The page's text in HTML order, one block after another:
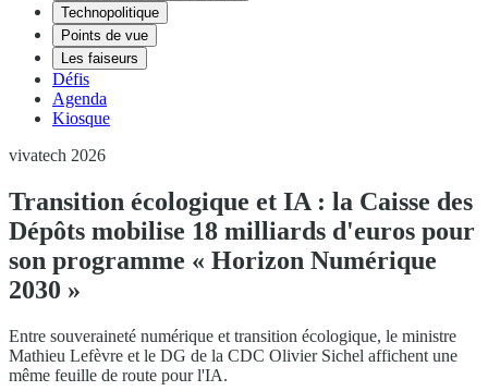
Technopolitique
Points de vue
Les faiseurs
Défis
Agenda
Kiosque
vivatech 2026
Transition écologique et IA : la Caisse des
Dépôts mobilise 18 milliards d'euros pour
son programme « Horizon Numérique
2030 »
Entre souveraineté numérique et transition écologique, le ministre
Mathieu Lefèvre et le DG de la CDC Olivier Sichel affichent une
même feuille de route pour l'IA.